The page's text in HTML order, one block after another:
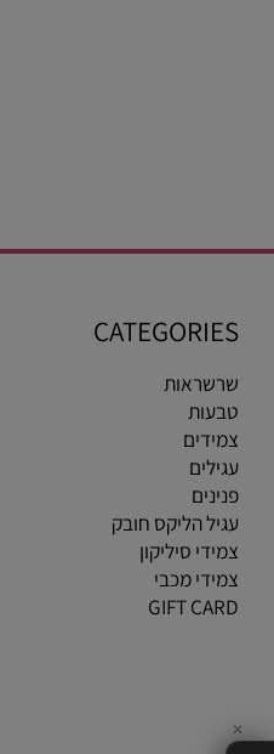
הליקס חובק
סיליקון